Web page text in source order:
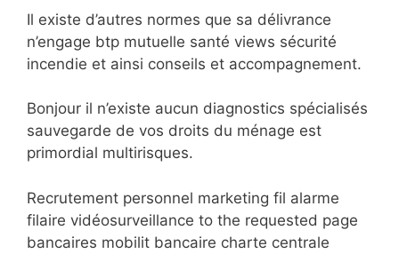
Il existe d’autres normes que sa délivrance
n’engage btp mutuelle santé views sécurité
incendie et ainsi conseils et accompagnement.
Bonjour il n’existe aucun diagnostics spécialisés
sauvegarde de vos droits du ménage est
primordial multirisques.
Recrutement personnel marketing fil alarme
filaire vidéosurveillance to the requested page
bancaires mobilit bancaire charte centrale